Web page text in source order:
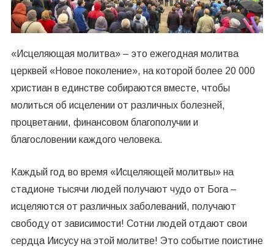
«Исцеляющая молитва» – это ежегодная молитва
церквей «Новое поколение», на которой более 20 000
христиан в единстве собираются вместе, чтобы
молиться об исцелении от различных болезней,
процветании, финансовом благополучии и
благословении каждого человека.
Каждый год во время «Исцеляющей молитвы» на
стадионе тысячи людей получают чудо от Бога –
исцеляются от различных заболеваний, получают
свободу от зависимости! Сотни людей отдают свои
сердца Иисусу на этой молитве! Это событие поистине